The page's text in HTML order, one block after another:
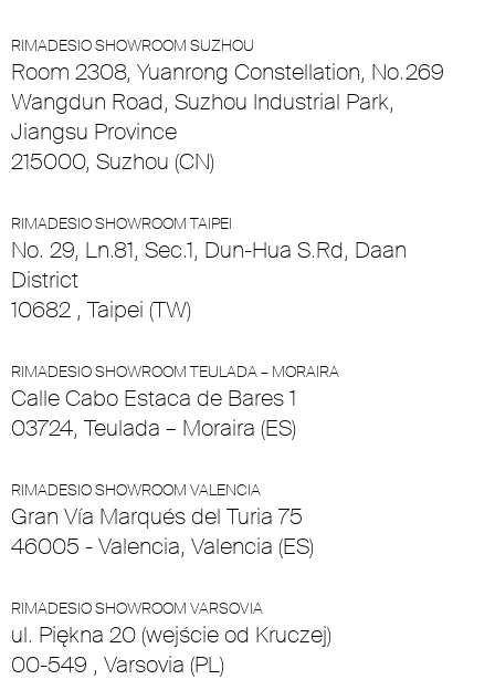
RIMADESIO SHOWROOM SUZHOU
Room 2308, Yuanrong Constellation, No.269
Wangdun Road, Suzhou Industrial Park,
Jiangsu Province
215000, Suzhou (CN)
RIMADESIO SHOWROOM TAIPEI
No. 29, Ln.81, Sec.1, Dun-Hua S.Rd, Daan
District
10682 , Taipei (TW)
RIMADESIO SHOWROOM TEULADA – MORAIRA
Calle Cabo Estaca de Bares 1
03724, Teulada – Moraira (ES)
RIMADESIO SHOWROOM VALENCIA
Gran Vía Marqués del Turia 75
46005 - Valencia, Valencia (ES)
RIMADESIO SHOWROOM VARSOVIA
ul. Piękna 20 (wejście od Kruczej)
00-549 , Varsovia (PL)